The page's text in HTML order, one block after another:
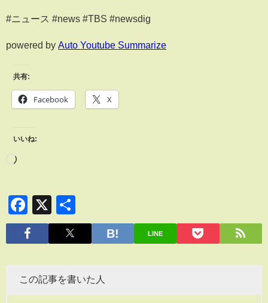
#ニュース #news #TBS #newsdig
powered by Auto Youtube Summarize
共有:
Facebook X
いいね:
Facebook
X
有
LINE
この記事を書いた人